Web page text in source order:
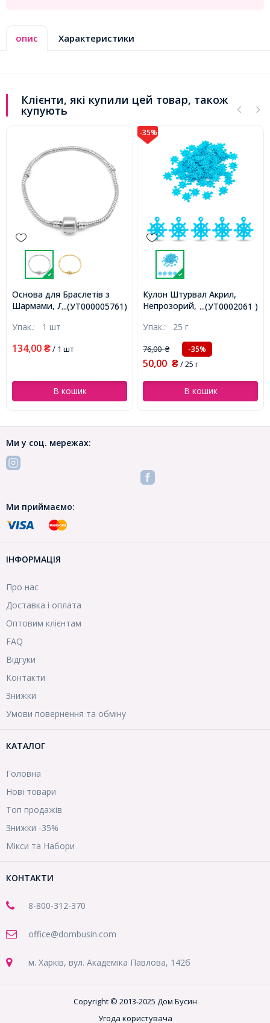
опис Характеристики
Клієнти, які купили цей товар, також
купують
...(УТ000005761)
Основа для Браслетів з
Шармами, Латунь, з
Довжина 170мм (без
Товщина 3 мм,
Упак.: 1 шт
134,00 ₴/ 1 шт
В кошик
-35%
...(УТ0002061 )
Кулон Штурвал Акрил,
Непрозорий, Колір:
20х17х2мм, Отвір 2мм,
близько 90шт / 25г,
(УТ0002061)
Упак.: 25 г
76,00₴ -35%
50,00 ₴/ 25 г
В кошик
Ми у соц. мережах:
Ми приймаємо:
ІНФОРМАЦІЯ
Про нас
Доставка і оплата
Оптовим клієнтам
FAQ
Відгуки
Контакти
Знижки
Умови повернення та обміну
КАТАЛОГ
Головна
Нові товари
Топ продажів
Знижки -35%
Мікси та Набори
КОНТАКТИ
8-800-312-370
office@dombusin.com
м. Харків, вул. Академіка Павлова, 142б
Copyright © 2013-2025 Дом Бусин
Угода користувача